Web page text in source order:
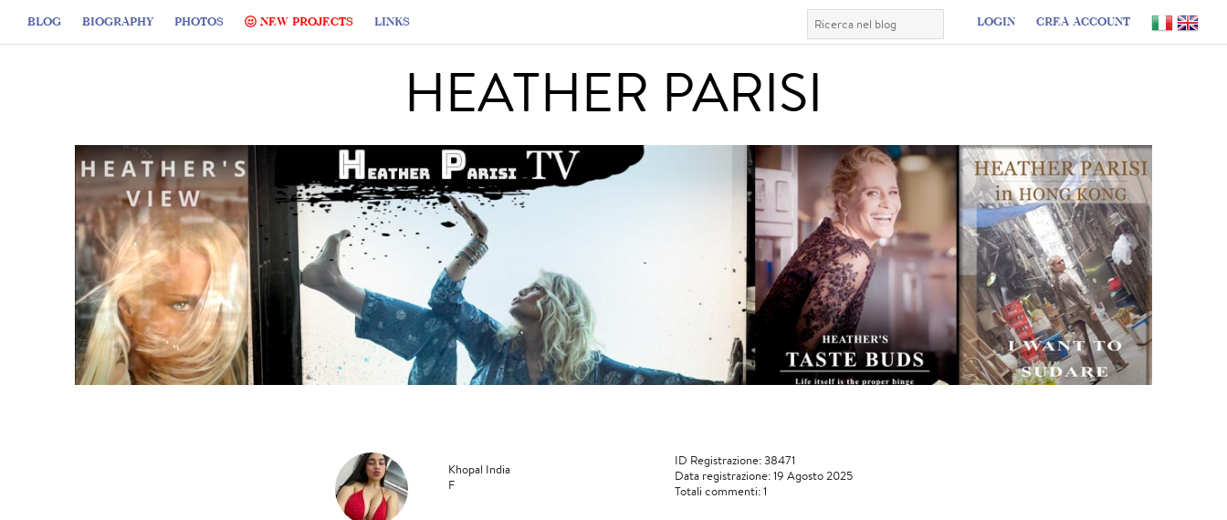
BLOG BIOGRAPHY PHOTOS NEW PROJECTS LINKS LOGIN CREA ACCOUNT
HEATHER PARISI
Khopal India
F
ID Registrazione: 38471
Data registrazione: 19 Agosto 2025
Totali commenti: 1